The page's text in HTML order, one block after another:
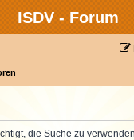
ISDV - Forum
die Suche zu